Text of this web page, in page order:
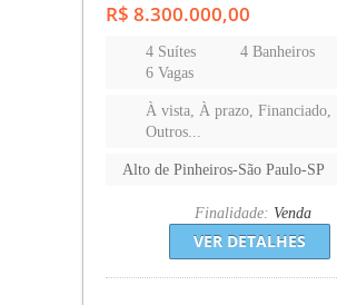
R$ 8.300.000,00
4 Suítes
4 Banheiros
6 Vagas
À vista, À prazo, Financiado,
Outros...
Alto de Pinheiros-São Paulo-SP
Finalidade: Venda
VER DETALHES